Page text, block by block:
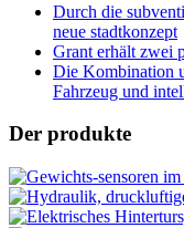
Durch die
neue stadtkonzept
Grant erhält zwei
Die Kombination
Fahrzeug und
Der produkte